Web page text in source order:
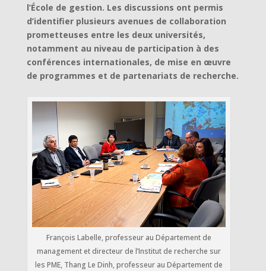
l’École de gestion. Les discussions ont permis
d’identifier plusieurs avenues de collaboration
prometteuses entre les deux universités,
notamment au niveau de participation à des
conférences internationales, de mise en œuvre
de programmes et de partenariats de recherche.
François Labelle, professeur au Département de
management et directeur de l’Institut de recherche sur
les PME, Thang Le Dinh, professeur au Département de